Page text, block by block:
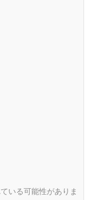
いる可能性がありま